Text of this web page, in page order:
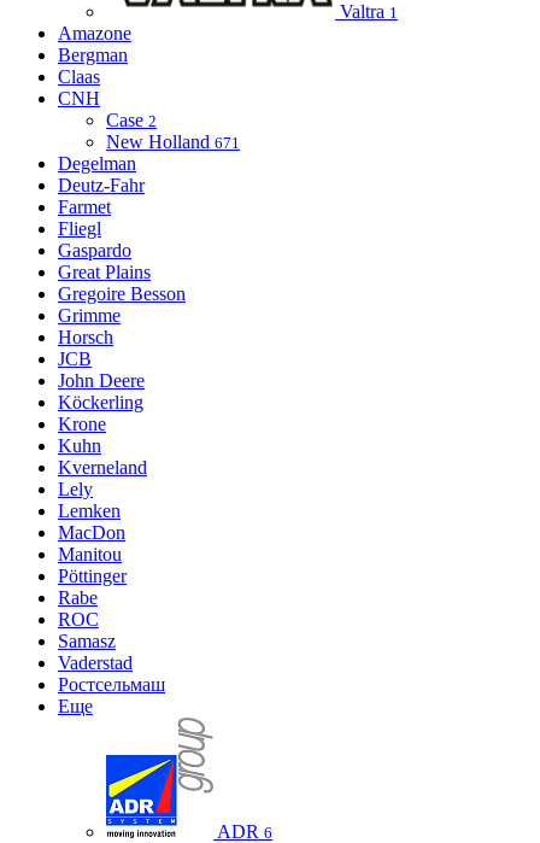
Valtra 1
Amazone
Bergman
Claas
CNH
Case 2
New Holland 671
Degelman
Deutz-Fahr
Farmet
Fliegl
Gaspardo
Great Plains
Gregoire Besson
Grimme
Horsch
JCB
John Deere
Köckerling
Krone
Kuhn
Kverneland
Lely
Lemken
MacDon
Manitou
Pöttinger
Rabe
ROC
Samasz
Vaderstad
Ростсельмаш
Еще
ADR 6